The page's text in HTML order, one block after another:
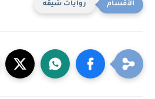
روايات شيقه